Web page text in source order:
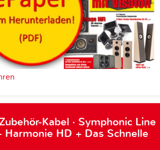
Kabel · Symphonic Line
Harmonie HD + Das Schnelle